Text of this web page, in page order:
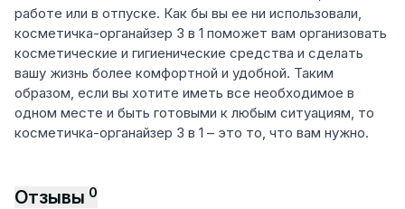
работе или в отпуске. Как бы вы ее ни использовали,
косметичка-органайзер 3 в 1 поможет вам организовать
косметические и гигиенические средства и сделать
вашу жизнь более комфортной и удобной. Таким
образом, если вы хотите иметь все необходимое в
одном месте и быть готовыми к любым ситуациям, то
косметичка-органайзер 3 в 1 – это то, что вам нужно.
Отзывы 0